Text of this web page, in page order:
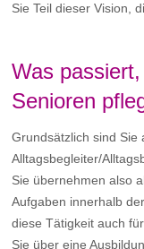
Sie Teil dieser Vision,
Was
Senioren
Grundsätzlich sind Sie
Alltagsbegleiter/
Sie übernehmen also
Aufgaben innerhalb
diese Tätigkeit auch
Sie über eine